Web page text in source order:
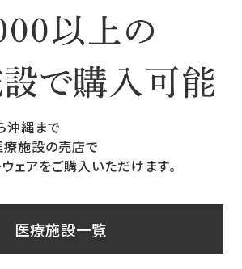
沖縄まで
施設の売店で
ェアをご購入いただけます。
医療施設一覧